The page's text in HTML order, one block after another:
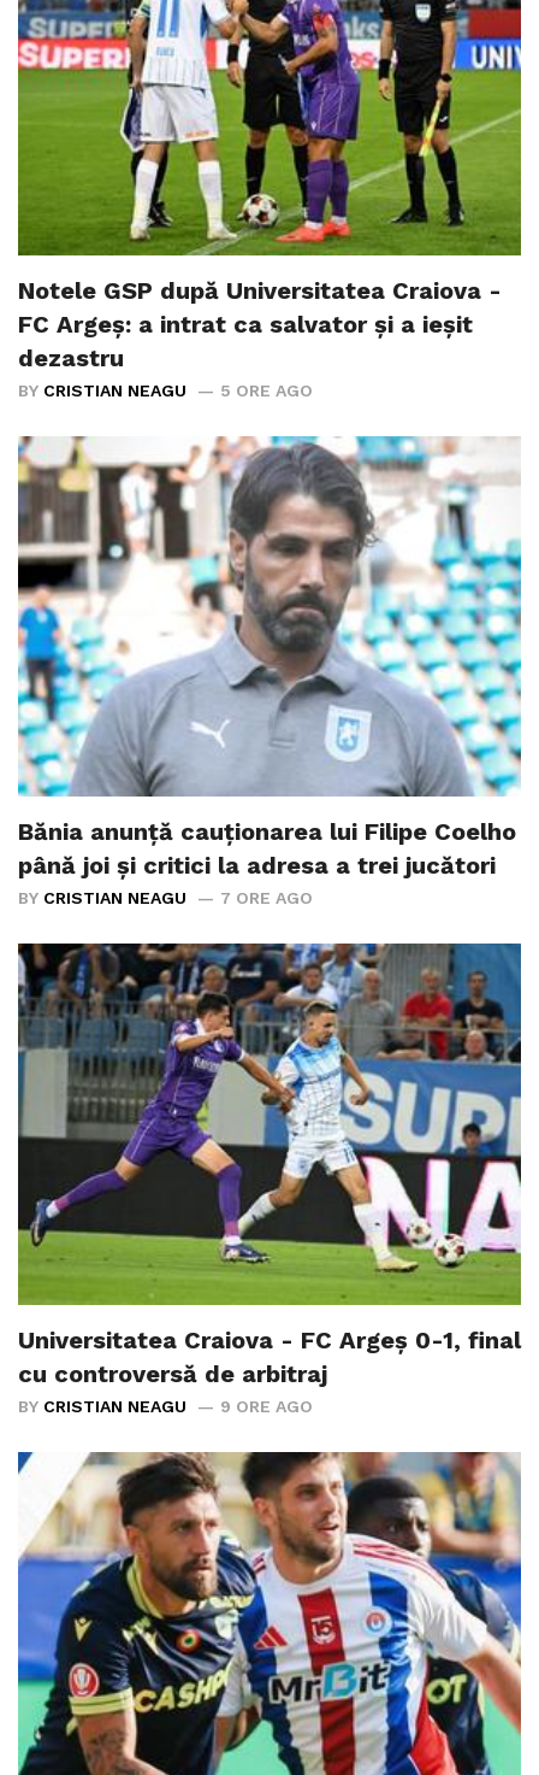
Notele GSP după Universitatea Craiova -
FC Argeș: a intrat ca salvator și a ieșit
dezastru
BY CRISTIAN NEAGU 5 ORE AGO
Bănia anunță cauționarea lui Filipe Coelho
până joi și critici la adresa a trei jucători
BY CRISTIAN NEAGU 7 ORE AGO
Universitatea Craiova - FC Argeș 0-1, final
cu controversă de arbitraj
BY CRISTIAN NEAGU 9 ORE AGO